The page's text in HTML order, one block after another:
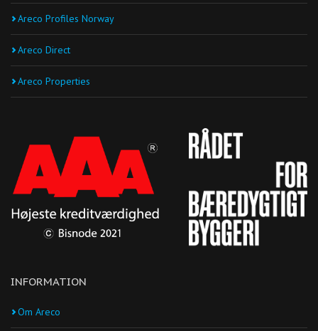
Areco Profiles Norway
Areco Direct
Areco Properties
INFORMATION
Om Areco